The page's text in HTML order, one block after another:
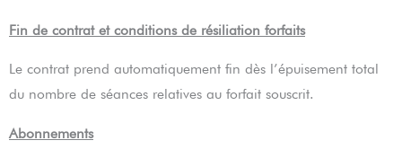
Fin de contrat et conditions de résiliation forfaits
Le contrat prend automatiquement fin dès l’épuisement total
du nombre de séances relatives au forfait souscrit.
Abonnements